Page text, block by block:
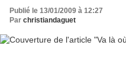
Publié le 13/01/2009 à 12:27
Par christiandaguet